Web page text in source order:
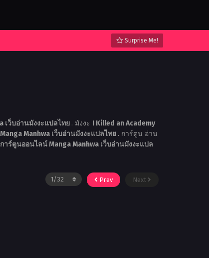
Surprise Me!
เว็บอ่านมังงะแปลไทย . มังงะ I Killed an Academy
Manhwa เว็บอ่านมังงะแปลไทย . การ์ตูน อ่าน
ร์ตูนออนไลน์ Manga Manhwa เว็บอ่านมังงะแปล
Prev Next